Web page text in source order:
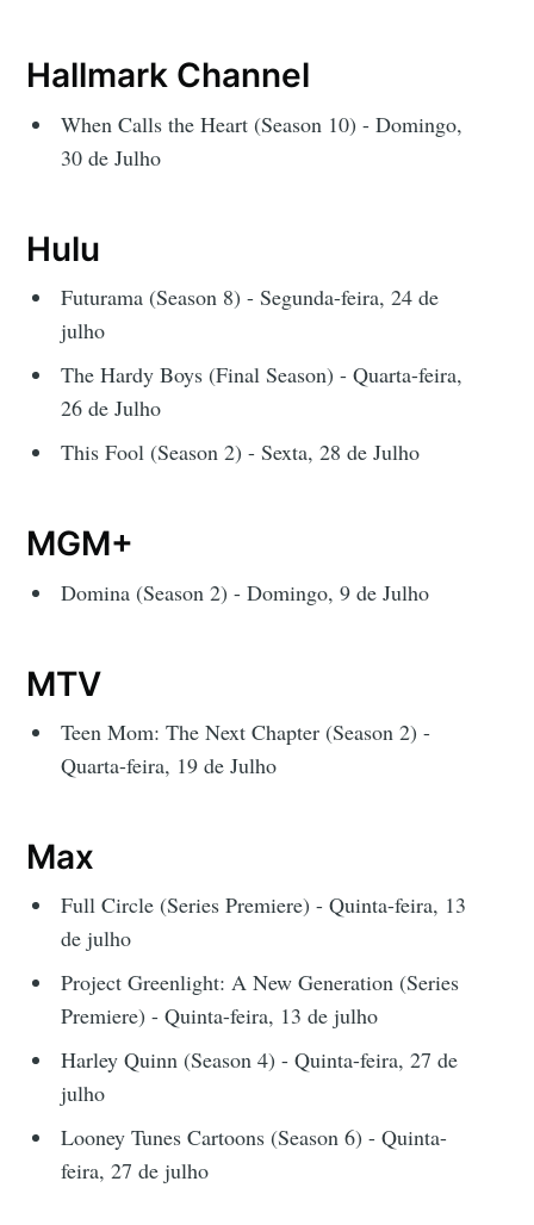
Hallmark Channel
When Calls the Heart (Season 10) - Domingo,
30 de Julho
Hulu
Futurama (Season 8) - Segunda-feira, 24 de
julho
The Hardy Boys (Final Season) - Quarta-feira,
26 de Julho
This Fool (Season 2) - Sexta, 28 de Julho
MGM+
Domina (Season 2) - Domingo, 9 de Julho
MTV
Teen Mom: The Next Chapter (Season 2) -
Quarta-feira, 19 de Julho
Max
Full Circle (Series Premiere) - Quinta-feira, 13
de julho
Project Greenlight: A New Generation (Series
Premiere) - Quinta-feira, 13 de julho
Harley Quinn (Season 4) - Quinta-feira, 27 de
julho
Looney Tunes Cartoons (Season 6) - Quinta-
feira, 27 de julho